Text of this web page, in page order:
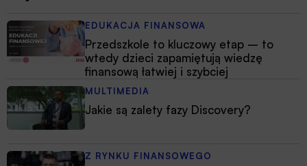
EDUKACJA FINANSOWA
Przedszkole to kluczowy etap – to
wtedy dzieci zapamiętują wiedzę
finansową łatwiej i szybciej
MULTIMEDIA
Jakie są zalety fazy Discovery?
Z RYNKU FINANSOWEGO